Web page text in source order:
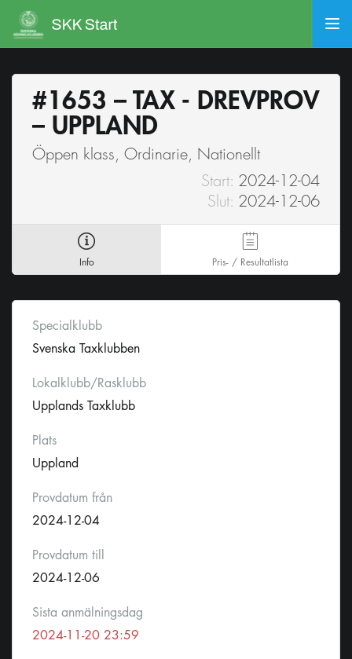
#1653 – TAX - DREVPROV
– UPPLAND
Öppen klass, Ordinarie, Nationellt
Start: 2024-12-04
Slut: 2024-12-06
Info Pris- / Resultatlista
Specialklubb
Svenska Taxklubben
Lokalklubb/Rasklubb
Upplands Taxklubb
Plats
Uppland
Provdatum från
2024-12-04
Provdatum till
2024-12-06
Sista anmälningsdag
2024-11-20 23:59